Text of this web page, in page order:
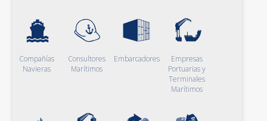
Compañías
Navieras
Consultores
Marítimos
Embarcadores
Empresas
Portuarias y
Terminales
Marítimos